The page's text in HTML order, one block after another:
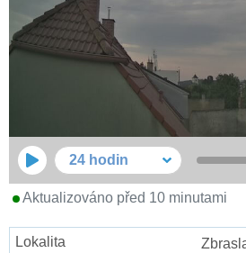
24 hodin
Aktualizováno před 10 minutami